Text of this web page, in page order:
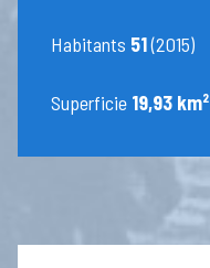
Habitants 51(2015)
Superficie 19,93 km²